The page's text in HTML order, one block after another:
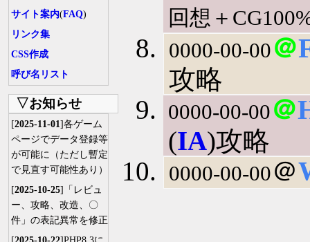
サイト案内(FAQ)
リンク集
CSS作成
呼び名リスト
▽お知らせ
[2025-11-01]各ゲーム
ページでデータ登録等
が可能に（ただし暫定
で見直す可能性あり）
[2025-10-25]「レビュ
ー、攻略、改造、〇
件」の表記異常を修正
[2025-10-22]PHP8.3に
回想＋
0000-00-00＠
攻略
0000-00-00＠
(IA)攻略
0000-00-00＠